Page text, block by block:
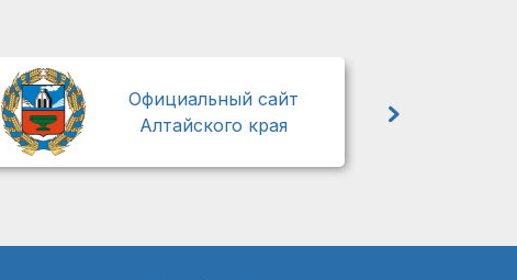
Официальный сайт
Алтайского края